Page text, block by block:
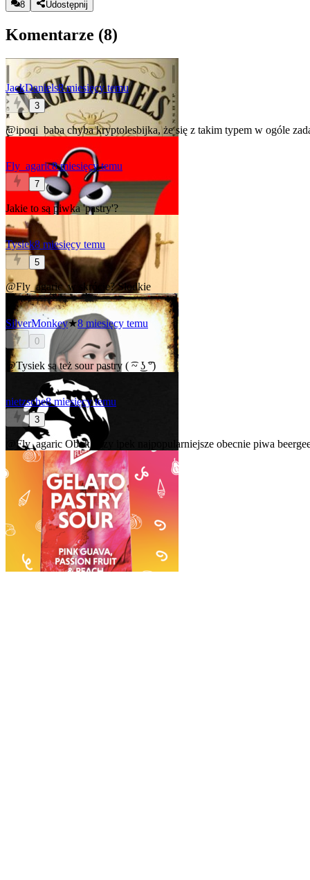
8 Udostępnij
Komentarze (8)
JackDaniels8 miesięcy temu
3
@ipoqi baba chyba kryptolesbijka, że się z takim typem w ogóle
Fly_agaric8 miesięcy temu
7
Jakie to są piwka 'pastry'?
Tysiek8 miesięcy temu
5
@Fly_agaricw skrócie? Słodkie
SilverMonkey★8 miesięcy temu
0
@Tysiek są też sour pastry ( ͡~ ͜ʖ ͡°)
nietzsche8 miesięcy temu
3
@Fly_agaric Obok hazy ipek najpopularniejsze obecnie piwa